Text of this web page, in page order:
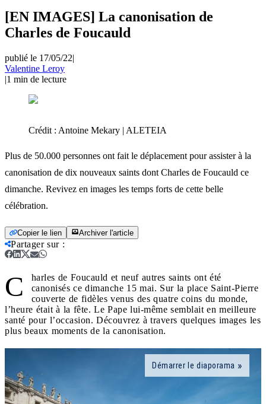
[EN IMAGES] La canonisation de
Charles de Foucauld
publié le 17/05/22|
Valentine Leroy
|1 min de lecture
Crédit : Antoine Mekary | ALETEIA
Plus de 50.000 personnes ont fait le déplacement pour assister à la
canonisation de dix nouveaux saints dont Charles de Foucauld ce
dimanche. Revivez en images les temps forts de cette belle
célébration.
Copier le lien Archiver l'article
Partager sur:
C
harles de Foucauld et neuf autres saints ont été
canonisés ce dimanche 15 mai. Sur la place Saint-Pierre
couverte de fidèles venus des quatre coins du monde,
l’heure était à la fête. Le Pape lui-même semblait en meilleure
santé pour l’occasion. Découvrez à travers quelques images les
plus beaux moments de la canonisation.
Démarrer le diaporama